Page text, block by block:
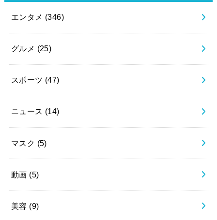
エンタメ (346)
グルメ (25)
スポーツ (47)
ニュース (14)
マスク (5)
動画 (5)
美容 (9)